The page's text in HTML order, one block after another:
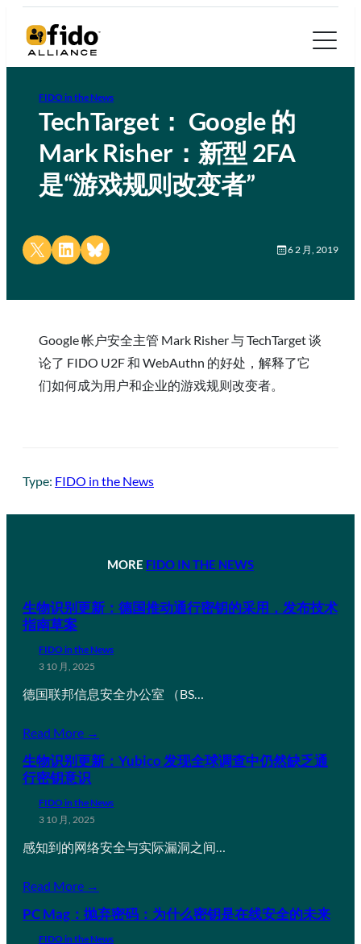
FIDO in the News
TechTarget： Google 的
Mark Risher：新型 2FA
是“游戏规则改变者”
Share on X Share on LinkedIn
Share on Bluesky 6 2 月, 2019
Google 帐户安全主管 Mark Risher 与 TechTarget 谈
论了 FIDO U2F 和 WebAuthn 的好处，解释了它
们如何成为用户和企业的游戏规则改变者。
Type: FIDO in the News
MORE FIDO IN THE NEWS
生物识别更新：德国推动通行密钥的采用，发布技术
指南草案
FIDO in the News
3 10 月, 2025
德国联邦信息安全办公室 （BS…
Read More →
生物识别更新：Yubico 发现全球调查中仍然缺乏通
行密钥意识
FIDO in the News
3 10 月, 2025
感知到的网络安全与实际漏洞之间…
Read More →
PC Mag：抛弃密码：为什么密钥是在线安全的未来
FIDO in the News